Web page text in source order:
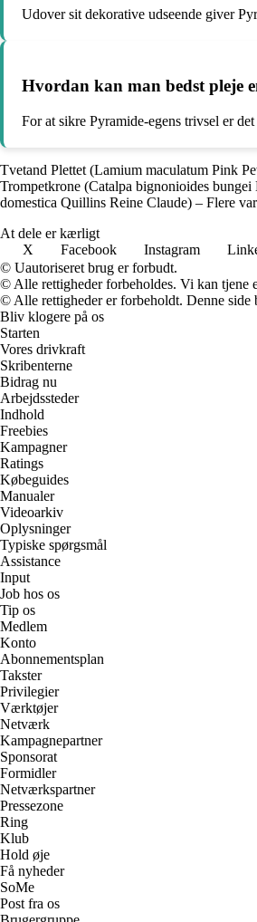
Udover sit dekorative udseende giver
Hvordan kan man bedst pleje
For at sikre Pyramide-egens trivsel er
Tvetand Plettet (Lamium maculatum Pink
Trompetkrone (Catalpa bignonioides
domestica Quillins Reine Claude) – Flere
At dele er kærligt
X
Facebook Instagram
© Uautoriseret brug er forbudt.
© Alle rettigheder forbeholdes. Vi kan tjene
© Alle rettigheder er forbeholdt. Denne side
Bliv klogere på os
Starten
Vores drivkraft
Skribenterne
Bidrag nu
Arbejdssteder
Indhold
Freebies
Kampagner
Ratings
Købeguides
Manualer
Videoarkiv
Oplysninger
Typiske spørgsmål
Assistance
Input
Job hos os
Tip os
Medlem
Konto
Abonnementsplan
Takster
Privilegier
Værktøjer
Netværk
Kampagnepartner
Sponsorat
Formidler
Netværkspartner
Pressezone
Ring
Klub
Hold øje
Få nyheder
SoMe
Post fra os